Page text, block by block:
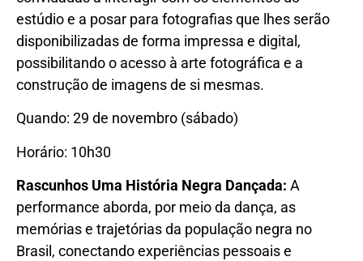
estúdio e a posar para fotografias que lhes serão
disponibilizadas de forma impressa e digital,
possibilitando o acesso à arte fotográfica e a
construção de imagens de si mesmas.
Quando: 29 de novembro (sábado)
Horário: 10h30
Rascunhos Uma História Negra Dançada: A
performance aborda, por meio da dança, as
memórias e trajetórias da população negra no
Brasil, conectando experiências pessoais e